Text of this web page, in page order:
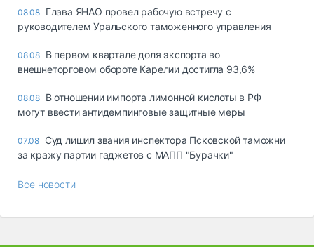
08.08 Глава ЯНАО провел рабочую встречу с
руководителем Уральского таможенного управления
08.08 В первом квартале доля экспорта во
внешнеторговом обороте Карелии достигла 93,6%
08.08 В отношении импорта лимонной кислоты в РФ
могут ввести антидемпинговые защитные меры
07.08 Суд лишил звания инспектора Псковской таможни
за кражу партии гаджетов с МАПП "Бурачки"
Все новости